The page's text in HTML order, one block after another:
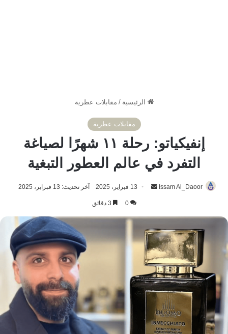
الرئيسية / مقابلات عطرية
مقابلات عطرية
إنفيكياتو: رحلة ١١ شهرًا لصياغة
التفرد في عالم العطور التبغية
Issam Al_Daoor
أرسل 13 فبراير، 2025 آخر تحديث: 13 فبراير، 2025
0